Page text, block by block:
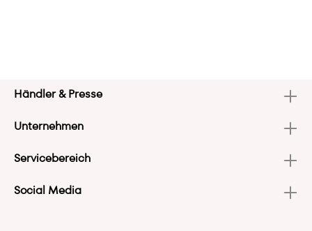
Händler & Presse
Unternehmen
Servicebereich
Social Media